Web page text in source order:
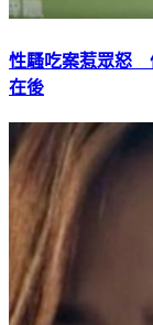
性騷吃案惹眾怒
在後